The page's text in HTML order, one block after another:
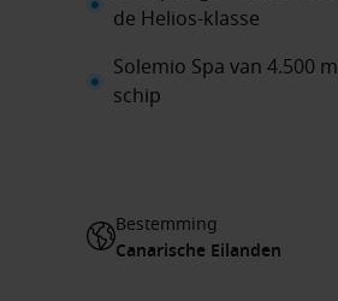
de Helios-klasse
Solemio Spa van 4.500
schip
Bestemming
Canarische Eilanden